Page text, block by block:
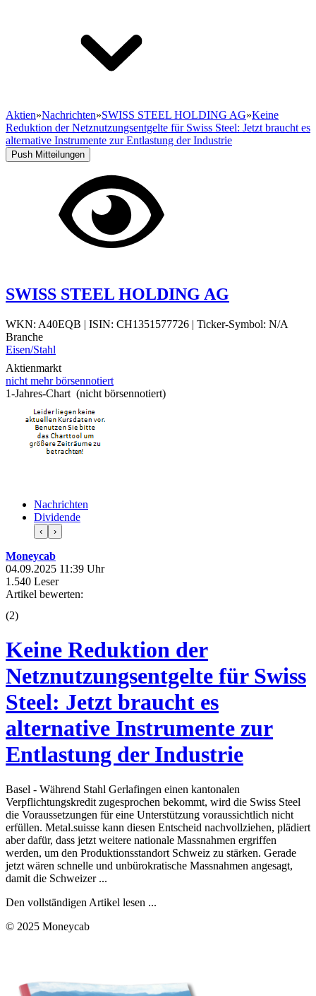
Aktien»Nachrichten»SWISS STEEL HOLDING AG»Keine
Reduktion der Netznutzungsentgelte für Swiss Steel: Jetzt braucht es
alternative Instrumente zur Entlastung der Industrie
Push Mitteilungen
SWISS STEEL HOLDING AG
WKN: A40EQB | ISIN: CH1351577726 | Ticker-Symbol: N/A
Branche
Eisen/Stahl
Aktienmarkt
nicht mehr börsennotiert
1-Jahres-Chart (nicht börsennotiert)
Nachrichten
Dividende
‹ ›
Moneycab
04.09.2025 11:39 Uhr
1.540 Leser
Artikel bewerten:
(2)
Keine Reduktion der
Netznutzungsentgelte für Swiss
Steel: Jetzt braucht es
alternative Instrumente zur
Entlastung der Industrie
Basel - Während Stahl Gerlafingen einen kantonalen
Verpflichtungskredit zugesprochen bekommt, wird die Swiss Steel
die Voraussetzungen für eine Unterstützung voraussichtlich nicht
erfüllen. Metal.suisse kann diesen Entscheid nachvollziehen, plädiert
aber dafür, dass jetzt weitere nationale Massnahmen ergriffen
werden, um den Produktionsstandort Schweiz zu stärken. Gerade
jetzt wären schnelle und unbürokratische Massnahmen angesagt,
damit die Schweizer ...
Den vollständigen Artikel lesen ...
© 2025 Moneycab